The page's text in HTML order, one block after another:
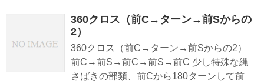
360クロス（前C→ターン→前Sからの
2）
360クロス（前C→ターン→前Sからの2）
前C→前S→前C→前S→前C 少し特殊な縄
さばきの部類、前Cから180ターンして前